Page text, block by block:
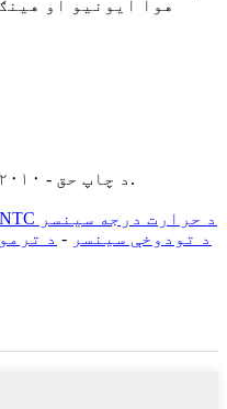
هوا ایونیو او
© د چاپ حق - ۲۰۱۰-۲۰۲۵: ټول حقونه خوندي دي.
د NTC د حرارت درجه سینسر
د RTD د تودوخې سینسر - د